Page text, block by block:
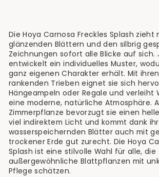
Die Hoya Carnosa Freckles Splash zieht
glänzenden Blättern und den silbrig
Zeichnungen sofort alle Blicke auf sich.
entwickelt ein individuelles Muster,
ganz eigenen Charakter erhält. Mit
rankenden Trieben eignet sie sich
Hängeampeln oder Regale und verleiht
eine moderne, natürliche Atmosphäre.
Zimmerpflanze bevorzugt sie einen
viel indirektem Licht und kommt dank
wasserspeichernden Blätter auch mit
trockener Erde gut zurecht. Die Hoya
Splash ist eine stilvolle Wahl für alle, die
außergewöhnliche Blattpflanzen mit
Pflege schätzen.